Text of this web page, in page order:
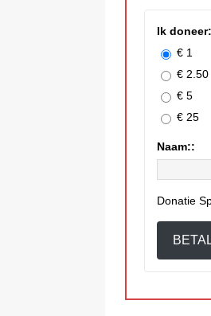
Ik
€ 1
€ 2.50
€ 5
€ 25
Naam::
Donatie